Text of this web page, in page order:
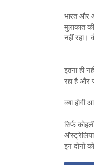
भारत और
मुलाकात
नहीं रहा।
इतना ही
रहा है और
क्या होगी
सिर्फ
इन दोनों